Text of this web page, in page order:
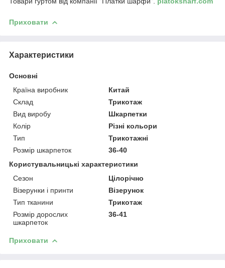
Приховати
Характеристики
Основні
Країна виробник
Китай
Склад
Трикотаж
Вид виробу
Шкарпетки
Колір
Різні кольори
Тип
Трикотажні
Розмір шкарпеток
36-40
Користувальницькі характеристики
Сезон
Цілорічно
Візерунки і принти
Візерунок
Тип тканини
Трикотаж
Розмір дорослих
шкарпеток
36-41
Приховати